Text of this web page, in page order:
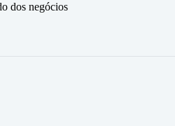
dos negócios